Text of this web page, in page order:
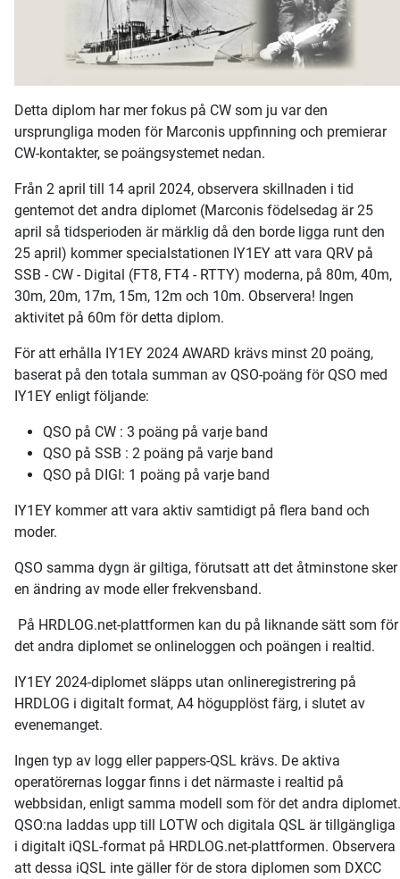
Detta diplom har mer fokus på CW som ju var den
ursprungliga moden för Marconis uppfinning och premierar
CW-kontakter, se poängsystemet nedan.
Från 2 april till 14 april 2024, observera skillnaden i tid
gentemot det andra diplomet (Marconis födelsedag är 25
april så tidsperioden är märklig då den borde ligga runt den
25 april) kommer specialstationen IY1EY att vara QRV på
SSB - CW - Digital (FT8, FT4 - RTTY) moderna, på 80m, 40m,
30m, 20m, 17m, 15m, 12m och 10m. Observera! Ingen
aktivitet på 60m för detta diplom.
För att erhålla IY1EY 2024 AWARD krävs minst 20 poäng,
baserat på den totala summan av QSO-poäng för QSO med
IY1EY enligt följande:
QSO på CW : 3 poäng på varje band
QSO på SSB : 2 poäng på varje band
QSO på DIGI: 1 poäng på varje band
IY1EY kommer att vara aktiv samtidigt på flera band och
moder.
QSO samma dygn är giltiga, förutsatt att det åtminstone sker
en ändring av mode eller frekvensband.
På HRDLOG.net-plattformen kan du på liknande sätt som för
det andra diplomet se onlineloggen och poängen i realtid.
IY1EY 2024-diplomet släpps utan onlineregistrering på
HRDLOG i digitalt format, A4 högupplöst färg, i slutet av
evenemanget.
Ingen typ av logg eller pappers-QSL krävs. De aktiva
operatörernas loggar finns i det närmaste i realtid på
webbsidan, enligt samma modell som för det andra diplomet.
QSO:na laddas upp till LOTW och digitala QSL är tillgängliga
i digitalt iQSL-format på HRDLOG.net-plattformen. Observera
att dessa iQSL inte gäller för de stora diplomen som DXCC